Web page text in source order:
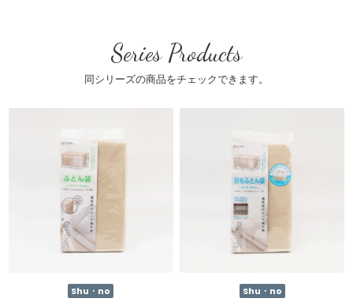
Series Products
同シリーズの商品をチェックできます。
Shu・no Shu・no